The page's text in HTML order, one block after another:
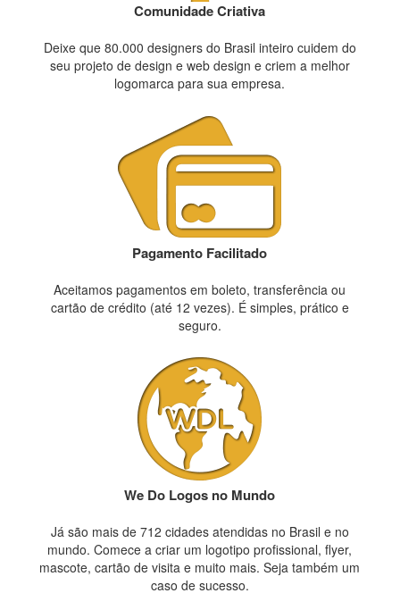
Comunidade Criativa
Deixe que 80.000 designers do Brasil inteiro cuidem do
seu projeto de design e web design e criem a melhor
logomarca para sua empresa.
Pagamento Facilitado
Aceitamos pagamentos em boleto, transferência ou
cartão de crédito (até 12 vezes). É simples, prático e
seguro.
We Do Logos no Mundo
Já são mais de 712 cidades atendidas no Brasil e no
mundo. Comece a criar um logotipo profissional, flyer,
mascote, cartão de visita e muito mais. Seja também um
caso de sucesso.